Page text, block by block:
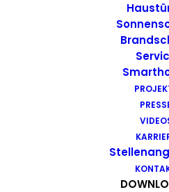
Dallwig
Perspektive
Du hast Bock auf
Action. Bewirb dich